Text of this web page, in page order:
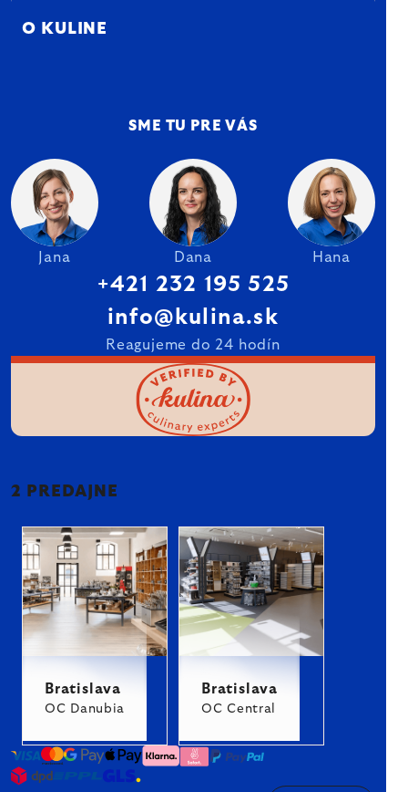
O KULINE
SME TU PRE VÁS
Jana Dana Hana
+421 232 195 525
info@kulina.sk
Reagujeme do 24 hodín
2 PREDAJNE
Bratislava
OC Danubia
Bratislava
OC Central